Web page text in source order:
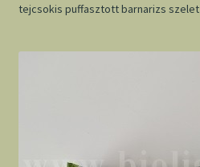
tejcsokis puffasztott barnarizs szelet